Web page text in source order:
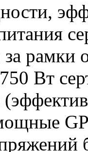
за
Вт